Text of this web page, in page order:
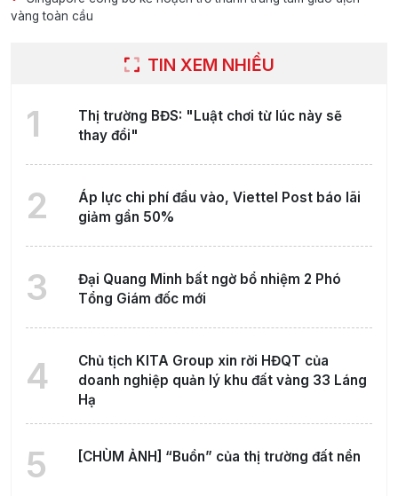
vàng toàn cầu
TIN XEM NHIỀU
1
Thị trường BĐS: "Luật chơi từ lúc này sẽ
thay đổi"
2
Áp lực chi phí đầu vào, Viettel Post báo lãi
giảm gần 50%
3
Đại Quang Minh bất ngờ bổ nhiệm 2 Phó
Tổng Giám đốc mới
4
Chủ tịch KITA Group xin rời HĐQT của
doanh nghiệp quản lý khu đất vàng 33 Láng
Hạ
5 [CHÙM ẢNH] “Buồn” của thị trường đất nền